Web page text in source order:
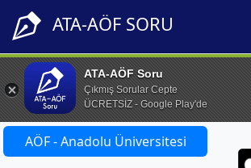
ATA-AÖF SORU
ATA-AÖF Soru
Çıkmış Sorular Cepte
ÜCRETSİZ - Google Play'de
AÖF - Anadolu Üniversitesi